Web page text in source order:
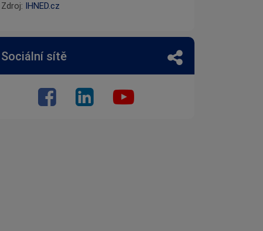
Zdroj: IHNED.cz
Sociální sítě